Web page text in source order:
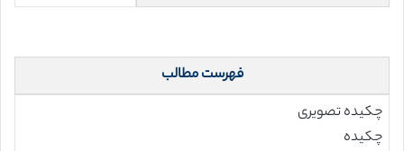
فهرست مطالب
چکیده تصویری
چکیده